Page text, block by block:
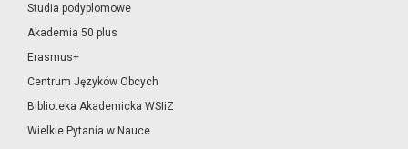
Studia podyplomowe
Akademia 50 plus
Erasmus+
Centrum Języków Obcych
Biblioteka Akademicka WSIiZ
Wielkie Pytania w Nauce